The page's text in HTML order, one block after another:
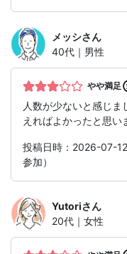
メッシさん
40代｜男性
やや満足
人数が少ないと感じ
えればよかったと思い
投稿日時：2026-07-
参加）
Yutoriさん
20代｜女性